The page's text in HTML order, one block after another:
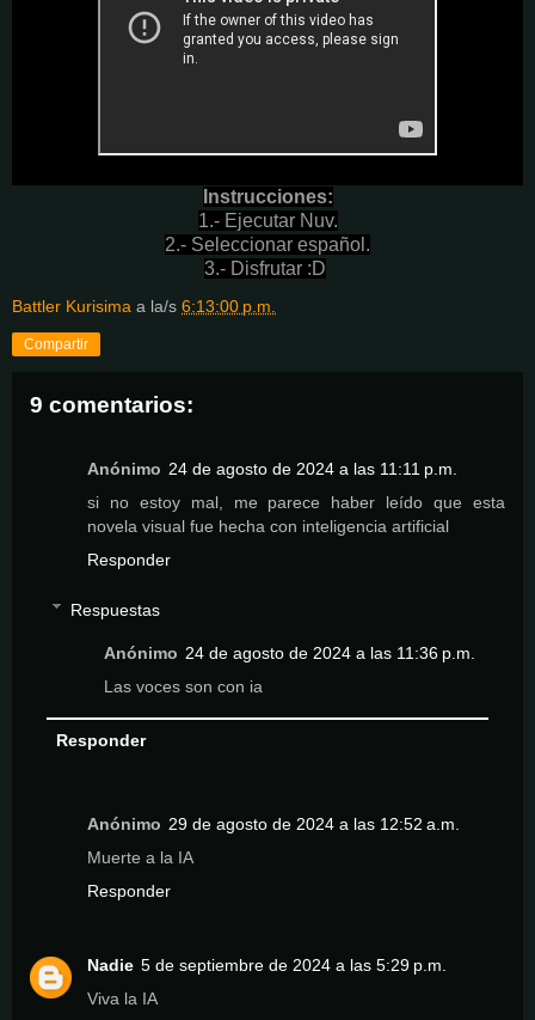
Instrucciones:
1.- Ejecutar Nuv.
2.- Seleccionar español.
3.- Disfrutar :D
Battler Kurisima a la/s 6:13:00 p.m.
Compartir
9 comentarios:
Anónimo 24 de agosto de 2024 a las 11:11 p.m.
si no estoy mal, me parece haber leído que esta
novela visual fue hecha con inteligencia artificial
Responder
Respuestas
Anónimo 24 de agosto de 2024 a las 11:36 p.m.
Las voces son con ia
Responder
Anónimo 29 de agosto de 2024 a las 12:52 a.m.
Muerte a la IA
Responder
Nadie 5 de septiembre de 2024 a las 5:29 p.m.
Viva la IA